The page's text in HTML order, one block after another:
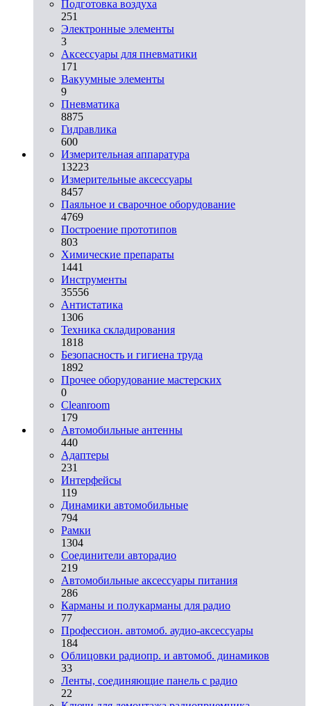
Подготовка воздуха
251
Электронные элементы
3
Аксессуары для пневматики
171
Вакуумные элементы
9
Пневматика
8875
Гидравлика
600
Измерительная аппаратура
13223
Измерительные аксессуары
8457
Паяльное и сварочное оборудование
4769
Построение прототипов
803
Химические препараты
1441
Инструменты
35556
Aнтистатика
1306
Техника складирования
1818
Безопасность и гигиена труда
1892
Прочее оборудование мастерских
0
Cleanroom
179
Автомобильные антенны
440
Адаптеры
231
Интерфейсы
119
Динамики автомобильные
794
Рамки
1304
Соединители авторадио
219
Автомобильные аксессуары питания
286
Карманы и полукарманы для радио
77
Профессион. автомоб. аудио-аксессуары
184
Облицовки радиопр. и автомоб. динамиков
33
Ленты, соединяющие панель с радио
22